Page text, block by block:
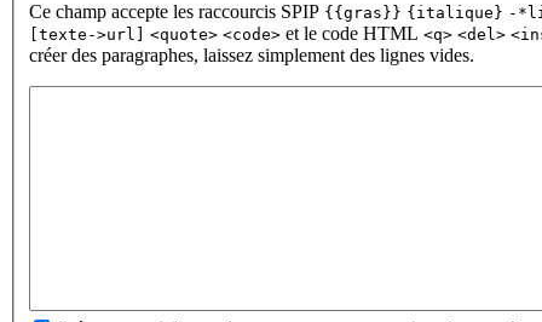
Ce champ accepte les raccourcis SPIP {{gras}} {italique} -
[texte->url]
<quote> <code> et le code HTML <q> <del>
créer des paragraphes, laissez simplement des lignes vides.